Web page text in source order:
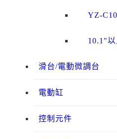
YZ-
10.1"
滑台/電動微調台
電動缸
控制元件